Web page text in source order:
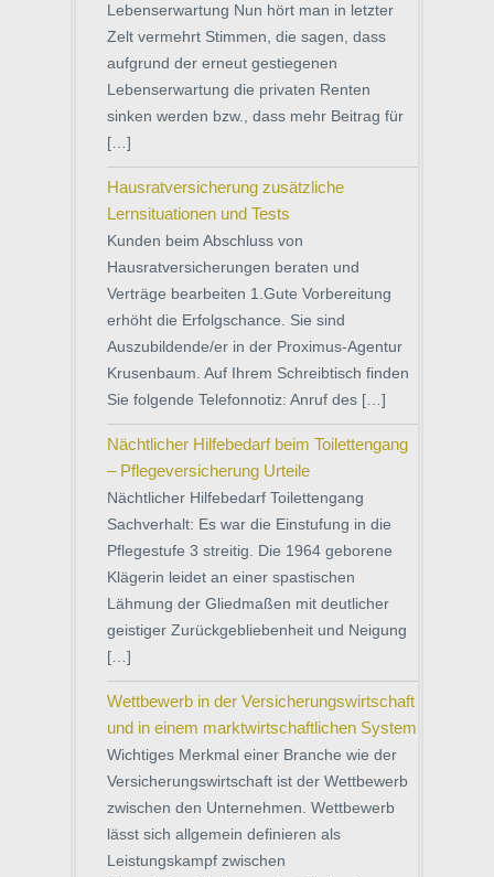
Lebenserwartung Nun hört man in letzter
Zelt vermehrt Stimmen, die sagen, dass
aufgrund der erneut gestiegenen
Lebenserwartung die privaten Renten
sinken werden bzw., dass mehr Beitrag für
[…]
Hausratversicherung zusätzliche
Lernsituationen und Tests
Kunden beim Abschluss von
Hausratversicherungen beraten und
Verträge bearbeiten 1.Gute Vorbereitung
erhöht die Erfolgschance. Sie sind
Auszubildende/er in der Proximus-Agentur
Krusenbaum. Auf Ihrem Schreibtisch finden
Sie folgende Telefonnotiz: Anruf des […]
Nächtlicher Hilfebedarf beim Toilettengang
– Pflegeversicherung Urteile
Nächtlicher Hilfebedarf Toilettengang
Sachverhalt: Es war die Einstufung in die
Pflegestufe 3 streitig. Die 1964 geborene
Klägerin leidet an einer spastischen
Lähmung der Gliedmaßen mit deutlicher
geistiger Zurückgebliebenheit und Neigung
[…]
Wettbewerb in der Versicherungswirtschaft
und in einem marktwirtschaftlichen System
Wichtiges Merkmal einer Branche wie der
Versicherungswirtschaft ist der Wettbewerb
zwischen den Unternehmen. Wettbewerb
lässt sich allgemein definieren als
Leistungskampf zwischen